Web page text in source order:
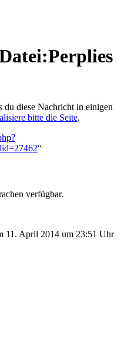
diese Nachricht in einigen
bitte die Seite.
“
verfügbar.
11. April 2014 um 23:51 Uhr